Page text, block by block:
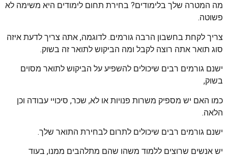
מה המטרה שלך בלימודים? בחירת תחום לימודים היא משימה לא
פשוטה.
צריך לקחת בחשבון הרבה גורמים. לדוגמה, אתה צריך לדעת איזה
סוג תואר אתה רוצה לקבל ומה הביקוש לתואר זה בשוק.
ישנם גורמים רבים שיכולים להשפיע על הביקוש לתואר מסוים
בשוק,
כמו האם יש מספיק משרות פנויות או לא, שכר, סיכויי עבודה וכן
הלאה.
ישנם גורמים רבים שיכולים לתרום לבחירת התואר שלך.
יש אנשים שרוצים ללמוד משהו שהם מתלהבים ממנו, בעוד